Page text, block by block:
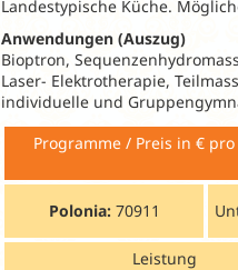
Landestypische Küche.
Anwendungen (Auszug)
Bioptron,
Laser- Elektrotherapie,
individuelle und
Programme / Preis
Polonia: 70911
Leistung